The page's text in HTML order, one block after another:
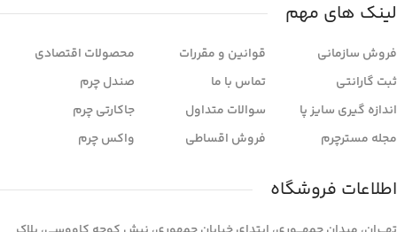
لینک های مهم
فروش سازمانی
ثبت گارانتی
اندازه گیری سایز پا
مجله مسترچرم
قوانین و مقررات
تماس با ما
سوالات متداول
فروش اقساطی
محصولات اقتصادی
صندل چرم
جاکارتی چرم
واکس چرم
اطلاعات فروشگاه